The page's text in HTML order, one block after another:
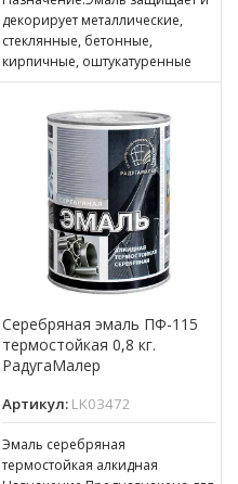
декорирует металлические,
стеклянные, бетонные,
кирпичные, оштукатуренные
изделия и сооружения,
переменных термических
нагрузок от -50 °С
Серебряная эмаль ПФ-115
термостойкая 0,8 кг.
РадугаМалер
Артикул: LK03472
Эмаль серебряная
термостойкая алкидная